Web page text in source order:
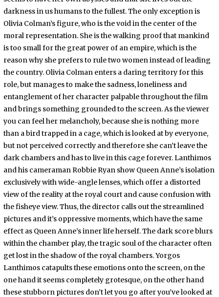
darkness in us humans to the fullest. The only exception is
Olivia Colman’s figure, who is the void in the center of the
moral representation. She is the walking proof that mankind
is too small for the great power of an empire, which is the
reason why she prefers to rule two women instead of leading
the country. Olivia Colman enters a daring territory for this
role, but manages to make the sadness, loneliness and
entanglement of her character palpable throughout the film
and brings something grounded to the screen. As the viewer
you can feel her melancholy, because she is nothing more
than a bird trapped in a cage, which is looked at by everyone,
but not perceived correctly and therefore she can’t leave the
dark chambers and has to live in this cage forever. Lanthimos
and his cameraman Robbie Ryan show Queen Anne’s isolation
exclusively with wide-angle lenses, which offer a distorted
view of the reality at the royal court and cause confusion with
the fisheye view. Thus, the director calls out the streamlined
pictures and it’s oppressive moments, which have the same
effect as Queen Anne’s inner life herself. The dark score blurs
within the chamber play, the tragic soul of the character often
get lost in the shadow of the royal chambers. Yorgos
Lanthimos catapults these emotions onto the screen, on the
one hand it seems completely grotesque, on the other hand
these stubborn pictures don’t let you go after you’ve looked at